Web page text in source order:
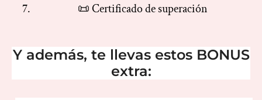
📜 Certificado de superación
Y además, te llevas estos BONUS
extra: